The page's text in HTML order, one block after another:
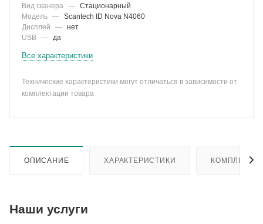
Вид сканера — Стационарный
Модель — Scantech ID Nova N4060
Дисплей
— нет
USB — да
Все характеристики
Технические характеристики могут отличаться в зависимости от
комплектации товара
ОПИСАНИЕ ХАРАКТЕРИСТИКИ
Наши услуги